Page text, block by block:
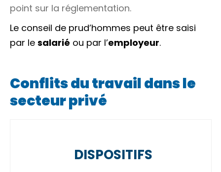
point sur la réglementation.
Le conseil de prud’hommes peut être saisi
par le salarié ou par l’employeur.
Conflits du travail dans le
secteur privé
DISPOSITIFS